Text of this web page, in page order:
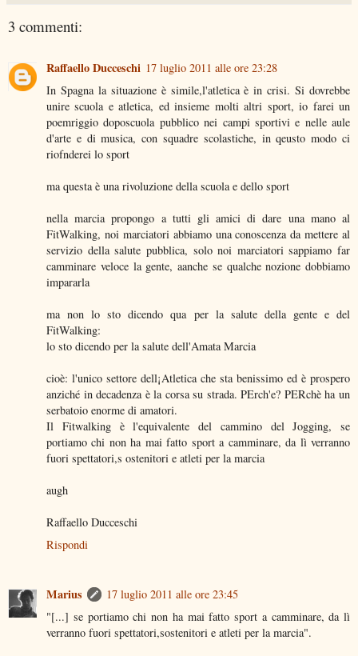
3 commenti:
Raffaello Ducceschi 17 luglio 2011 alle ore 23:28
In Spagna la situazione è simile,l'atletica è in crisi. Si dovrebbe
unire scuola e atletica, ed insieme molti altri sport, io farei un
poemriggio doposcuola pubblico nei campi sportivi e nelle aule
d'arte e di musica, con squadre scolastiche, in qeusto modo ci
riofnderei lo sport
ma questa è una rivoluzione della scuola e dello sport
nella marcia propongo a tutti gli amici di dare una mano al
FitWalking, noi marciatori abbiamo una conoscenza da mettere al
servizio della salute pubblica, solo noi marciatori sappiamo far
camminare veloce la gente, aanche se qualche nozione dobbiamo
impararla
ma non lo sto dicendo qua per la salute della gente e del
FitWalking:
lo sto dicendo per la salute dell'Amata Marcia
cioè: l'unico settore dell¡Atletica che sta benissimo ed è prospero
anziché in decadenza è la corsa su strada. PErch'e? PERchè ha un
serbatoio enorme di amatori.
Il Fitwalking è l'equivalente del cammino del Jogging, se
portiamo chi non ha mai fatto sport a camminare, da lì verranno
fuori spettatori,s ostenitori e atleti per la marcia
augh
Raffaello Ducceschi
Rispondi
Marius
17 luglio 2011 alle ore 23:45
"[...] se portiamo chi non ha mai fatto sport a camminare, da lì
verranno fuori spettatori,sostenitori e atleti per la marcia".